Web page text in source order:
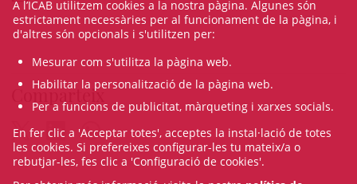
Comparteix
A l’ICAB utilitzem cookies a la nostra pàgina. Algunes són
estrictament necessàries per al funcionament de la pàgina, i
d'altres són opcionals i s'utilitzen per:
Mesurar com s'utilitza la pàgina web.
Habilitar la personalització de la pàgina web.
Per a funcions de publicitat, màrqueting i xarxes socials.
En fer clic a 'Acceptar totes', acceptes la instal·lació de totes
les cookies. Si prefereixes configurar-les tu mateix/a o
rebutjar-les, fes clic a 'Configuració de cookies'.